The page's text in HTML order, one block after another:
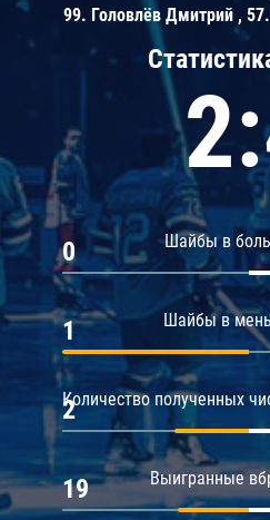
Шайбы в
0
Шайбы в
1
Количество полученных
2
Выигранные
19
99. Головлёв Дмитрий ,